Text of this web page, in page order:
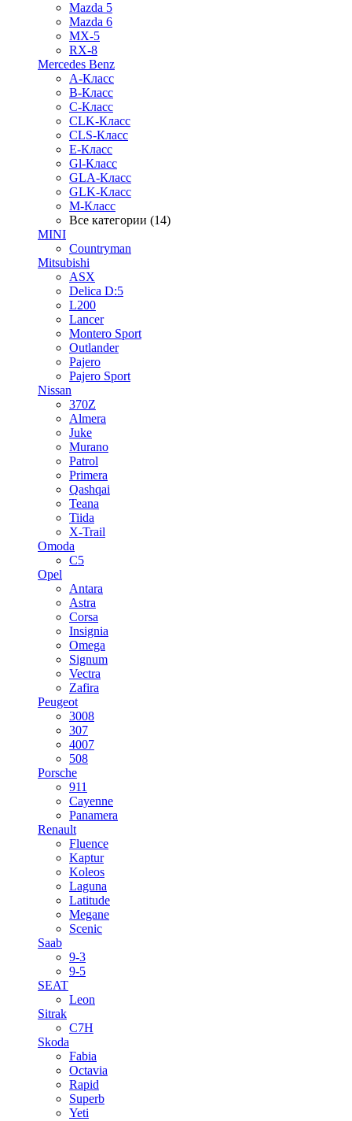
Mazda 5
Mazda 6
MX-5
RX-8
Mercedes Benz
A-Класс
B-Класс
C-Класс
CLK-Класс
CLS-Класс
E-Класс
Gl-Класс
GLA-Класс
GLK-Класс
M-Класс
Все категории (14)
MINI
Countryman
Mitsubishi
ASX
Delica D:5
L200
Lancer
Montero Sport
Outlander
Pajero
Pajero Sport
Nissan
370Z
Almera
Juke
Murano
Patrol
Primera
Qashqai
Teana
Tiida
X-Trail
Omoda
C5
Opel
Antara
Astra
Corsa
Insignia
Omega
Signum
Vectra
Zafira
Peugeot
3008
307
4007
508
Porsche
911
Cayenne
Panamera
Renault
Fluence
Kaptur
Koleos
Laguna
Latitude
Megane
Scenic
Saab
9-3
9-5
SEAT
Leon
Sitrak
C7H
Skoda
Fabia
Octavia
Rapid
Superb
Yeti